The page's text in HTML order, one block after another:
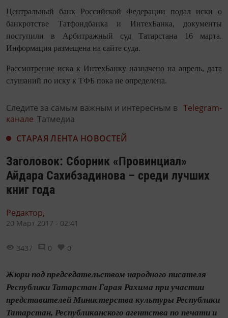
Центральный банк Российской Федерации подал иски о
банкротстве Татфондбанка и ИнтехБанка, документы
поступили в Арбитражный суд Татарстана 16 марта.
Информация размещена на сайте суда.
Рассмотрение иска к ИнтехБанку назначено на апрель, дата
слушаний по иску к ТФБ пока не определена.
Следите за самым важным и интересным в Telegram-
канале Татмедиа
СТАРАЯ ЛЕНТА НОВОСТЕЙ
Заголовок: Сборник «Провинциал»
Айдара Сахибзадинова – среди лучших
книг года
Редактор,
20 Март 2017 - 02:41
3437 0 0
Жюри под председательством народного писателя
Республики Татарстан Гарая Рахима при участии
представителей Министерства культуры Республики
Татарстан, Республиканского агентства по печати и